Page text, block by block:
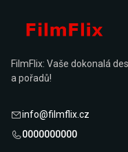
FilmFlix: Vaše dokonalá
a pořadů!
info@filmflix.cz
0000000000